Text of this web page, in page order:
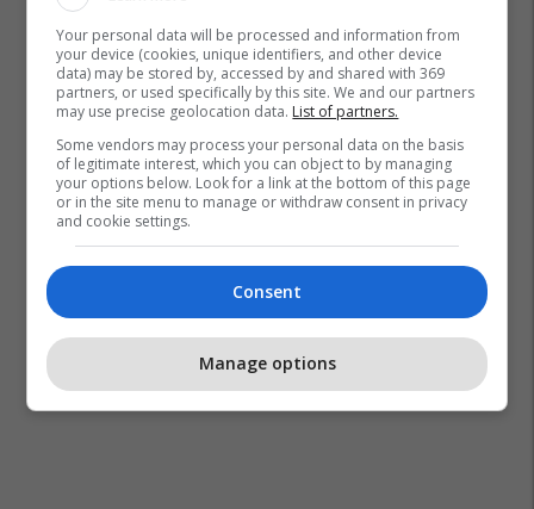
Alessandra Ambrosio
Chrissy Teigen Taylor Hill
Your personal data will be processed and information from
your device (cookies, unique identifiers, and other device
data) may be stored by, accessed by and shared with 369
partners, or used specifically by this site. We and our partners
may use precise geolocation data. List of partners.
Some vendors may process your personal data on the basis
of legitimate interest, which you can object to by managing
your options below. Look for a link at the bottom of this page
or in the site menu to manage or withdraw consent in privacy
and cookie settings.
Consent
Manage options